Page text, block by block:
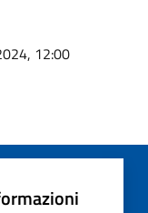
12:00